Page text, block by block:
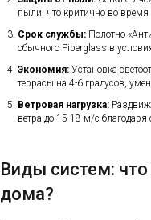
пыли, что критично во
Срок службы: Полотно
обычного Fiberglass в
Экономия: Установка
террасы на 4-6 градусов,
Ветровая нагрузка:
ветра до 15-18 м/с благодаря
Виды систем:
дома?